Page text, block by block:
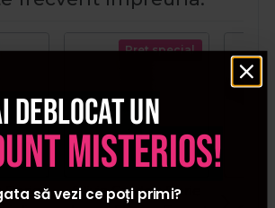
Perie
Pret special
Olivia Garden Perie
deblocat un
misterios!
să vezi ce poți primi?